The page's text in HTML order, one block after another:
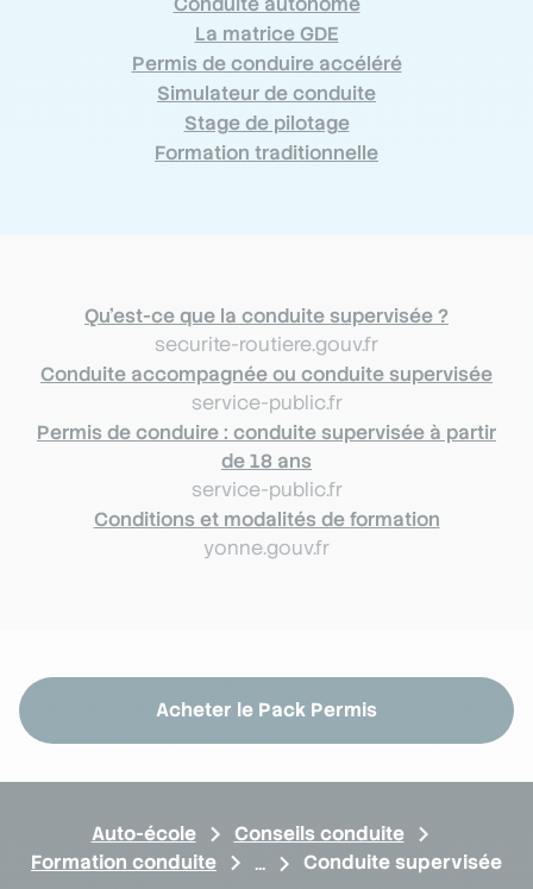
La matrice GDE
Permis de conduire accéléré
Simulateur de conduite
Stage de pilotage
Formation traditionnelle
Qu’est-ce que la conduite supervisée ?
securite-routiere.gouv.fr
Conduite accompagnée ou conduite supervisée
service-public.fr
Permis de conduire : conduite supervisée à partir
de 18 ans
service-public.fr
Conditions et modalités de formation
yonne.gouv.fr
Acheter le Pack Permis
Auto-école
Conseils conduite
Formation conduite
Conduite supervisée